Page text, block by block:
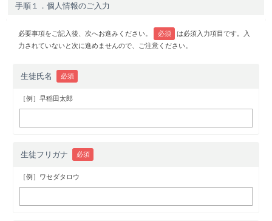
手順１．個人情報のご入力
必要事項をご記入後、次へお進みください。 必須
は必須入力項目です。入
力されていないと次に進めませんので、ご注意ください。
生徒氏名 必須
［例］早稲田太郎
生徒フリガナ 必須
［例］ワセダタロウ